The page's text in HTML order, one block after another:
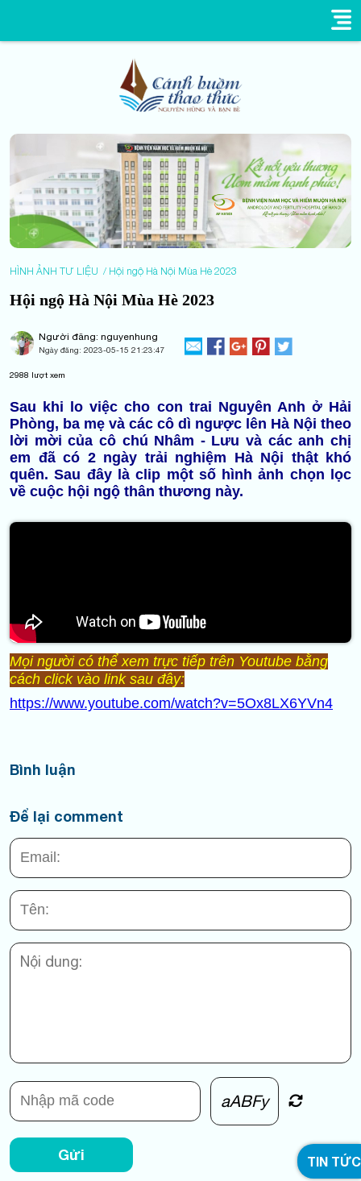
TIN TỨC
HÌNH ẢNH TƯ LIỆU Hội ngộ Hà Nội Mùa Hè 2023
Hội ngộ Hà Nội Mùa Hè 2023
Người đăng: nguyenhung
Ngày đăng: 2023-05-15 21:23:47
2988 lượt xem
Sau khi lo việc cho con trai Nguyên Anh ở Hải
Phòng, ba mẹ và các cô dì ngược lên Hà Nội theo
lời mời của cô chú Nhâm - Lưu và các anh chị
em đã có 2 ngày trải nghiệm Hà Nội thật khó
quên. Sau đây là clip một số hình ảnh chọn lọc
về cuộc hội ngộ thân thương này.
Mọi người có thể xem trực tiếp trên Youtube bằng
cách click vào link sau đây:
https://www.youtube.com/watch?v=5Ox8LX6YVn4
Bình luận
Để lại comment
aABFy
Gửi